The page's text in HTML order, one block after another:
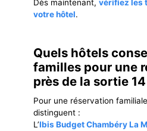
Dès maintenant,vérifiez les
votre hôtel.
Quels hôtels
familles pour une
près de la sortie 14
Pour une réservation
distinguent :
L’Ibis Budget Chambéry La